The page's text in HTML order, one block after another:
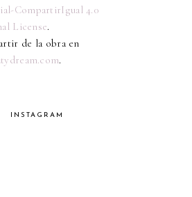
CompartirIgual 4.0
License.
de la obra en
.
INSTAGRAM